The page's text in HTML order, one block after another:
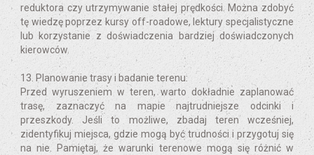
reduktora czy utrzymywanie stałej prędkości. Można zdobyć
tę wiedzę poprzez kursy off-roadowe, lektury specjalistyczne
lub korzystanie z doświadczenia bardziej doświadczonych
kierowców.
13. Planowanie trasy i badanie terenu:
Przed wyruszeniem w teren, warto dokładnie zaplanować
trasę, zaznaczyć na mapie najtrudniejsze odcinki i
przeszkody. Jeśli to możliwe, zbadaj teren wcześniej,
zidentyfikuj miejsca, gdzie mogą być trudności i przygotuj się
na nie. Pamiętaj, że warunki terenowe mogą się różnić w